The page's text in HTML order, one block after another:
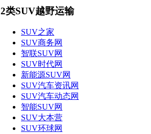
2类SUV越野运输
SUV之家
SUV商务网
智联SUV网
SUV时代网
新能源SUV网
SUV汽车资讯网
SUV汽车动态网
智能SUV网
SUV大本营
SUV环球网